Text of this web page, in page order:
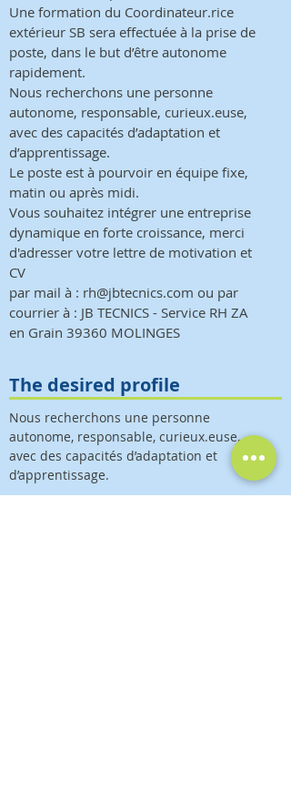
Une formation du Coordinateur.rice
extérieur SB sera effectuée à la prise de
poste, dans le but d’être autonome
rapidement.
Nous recherchons une personne
autonome, responsable, curieux.euse,
avec des capacités d’adaptation et
d’apprentissage.
Le poste est à pourvoir en équipe fixe,
matin ou après midi.
Vous souhaitez intégrer une entreprise
dynamique en forte croissance, merci
d'adresser votre lettre de motivation et
CV
par mail à : rh@jbtecnics.com ou par
courrier à : JB TECNICS - Service RH ZA
en Grain 39360 MOLINGES
The desired profile
Nous recherchons une personne
autonome, responsable, curieux.euse,
avec des capacités d’adaptation et
d’apprentissage.